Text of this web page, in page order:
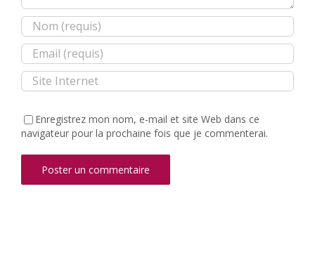
Enregistrez mon nom, e-mail et site Web dans ce
navigateur pour la prochaine fois que je commenterai.